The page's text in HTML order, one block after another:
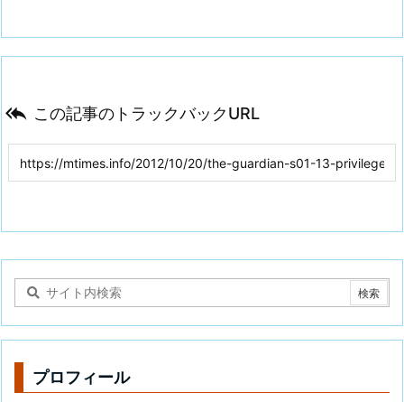
 この記事のトラックバックURL
プロフィール